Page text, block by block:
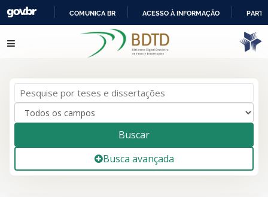
IR
PARA
COMUNICA BR ACESSO À INFORMAÇÃO
Pular para o conteúdo
Buscar
Busca avançada